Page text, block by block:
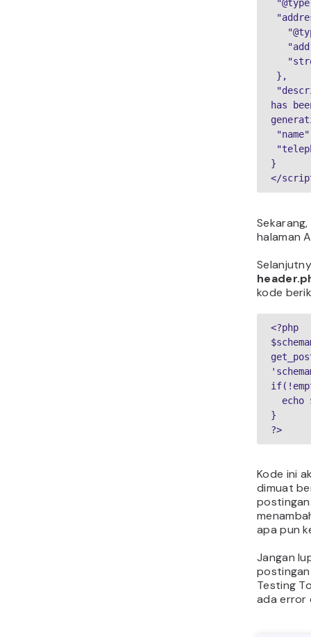
has
}
</
halaman
kode
<?php
}
?>
Kode ini
dimuat
apa pun
Jangan
Testing
ada error